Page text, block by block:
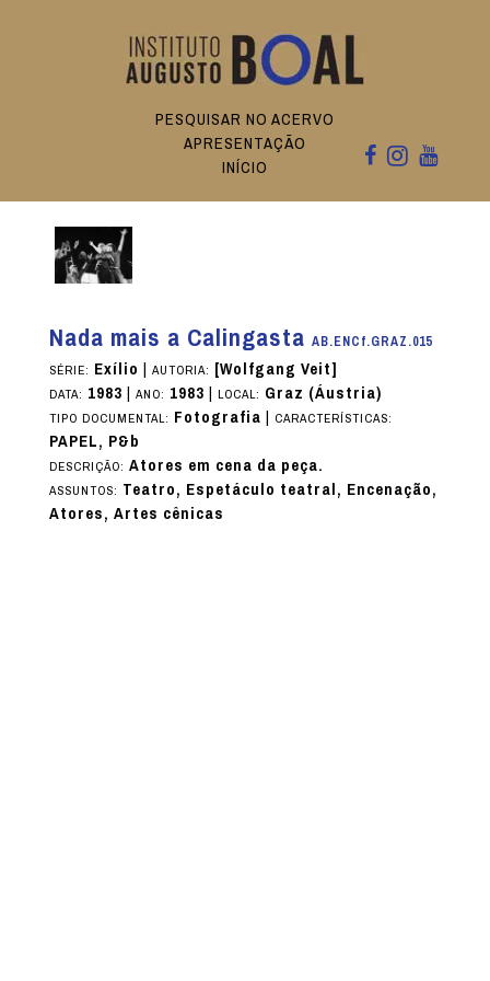
PESQUISAR NO ACERVO
APRESENTAÇÃO
INÍCIO
Nada mais a Calingasta AB.ENCf.GRAZ.015
SÉRIE: Exílio | AUTORIA: [Wolfgang Veit]
DATA: 1983| ANO: 1983| LOCAL: Graz (Áustria)
TIPO DOCUMENTAL: Fotografia| CARACTERÍSTICAS:
PAPEL, P&b
DESCRIÇÃO: Atores em cena da peça.
ASSUNTOS: Teatro, Espetáculo teatral, Encenação,
Atores, Artes cênicas